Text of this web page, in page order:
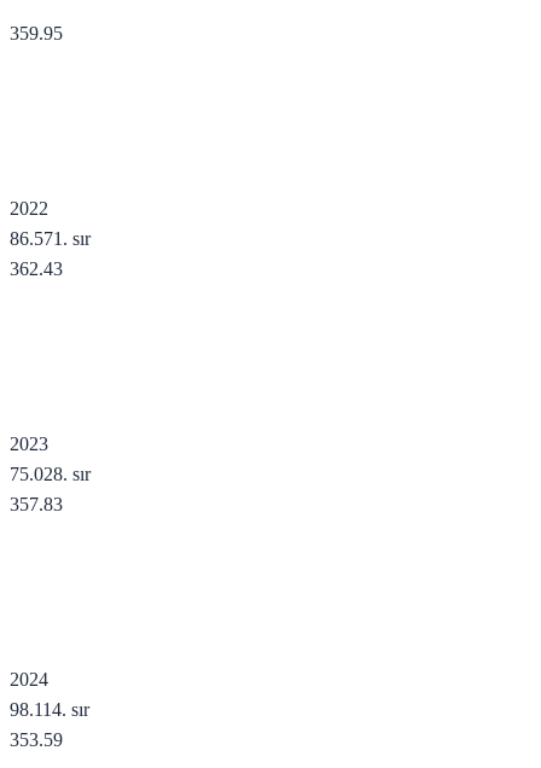
359.95
2022
86.571 . sır
362.43
2023
75.028. sır
357.83
2024
98.114. sır
353.59